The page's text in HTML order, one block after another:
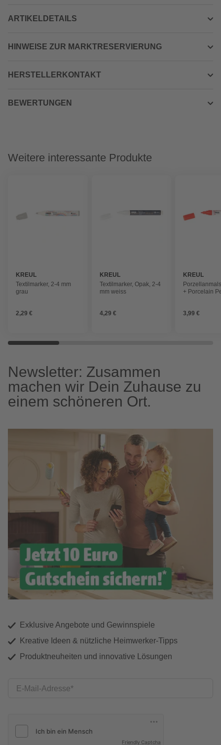
ARTIKELDETAILS
HINWEISE ZUR MARKTRESERVIERUNG
HERSTELLERKONTAKT
BEWERTUNGEN
Weitere interessante Produkte
KREUL
Textilmarker, 2-4 mm
grau
2,29 €
KREUL
Textilmarker, Opak, 2-4
mm weiss
4,29 €
KREUL
+ Porcelain
3,99 €
Newsletter: Zusammen
machen wir Dein Zuhause zu
einem schöneren Ort.
Exklusive Angebote und Gewinnspiele
Kreative Ideen & nützliche Heimwerker-Tipps
Produktneuheiten und innovative Lösungen
E-Mail-Adresse
Friendly Captcha